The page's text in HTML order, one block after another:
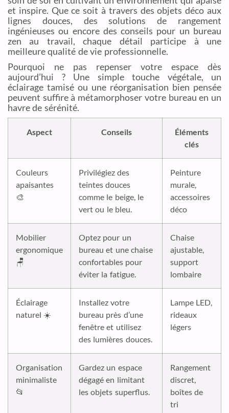
et inspire. Que ce soit à travers des objets déco aux
lignes douces, des solutions de rangement
ingénieuses ou encore des conseils pour un bureau
zen au travail, chaque détail participe à une
meilleure qualité de vie professionnelle.
Pourquoi ne pas repenser votre espace dès
aujourd’hui ? Une simple touche végétale, un
éclairage tamisé ou une réorganisation bien pensée
peuvent suffire à métamorphoser votre bureau en un
havre de sérénité.
Aspect Conseils
Éléments
clés
Couleurs
apaisantes
🎨
Privilégiez des
teintes douces
comme le beige, le
vert ou le bleu.
Peinture
murale,
accessoires
déco
Mobilier
ergonomique
🪑
Optez pour un
bureau et une chaise
confortables pour
éviter la fatigue.
Chaise
ajustable,
support
lombaire
Éclairage
naturel ☀️
Installez votre
bureau près d’une
fenêtre et utilisez
des lumières douces.
Lampe LED,
rideaux
légers
Organisation
minimaliste
📂
Gardez un espace
dégagé en limitant
les objets superflus.
Rangement
discret,
boîtes de
tri